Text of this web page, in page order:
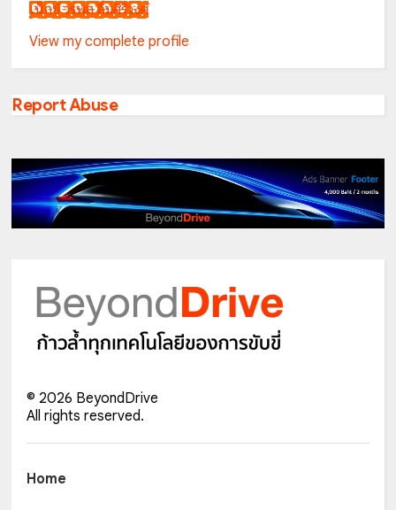
เน็กซ์ วรพล ลิ่มศิริวงศ์
View my complete profile
Report Abuse
© 2026 BeyondDrive
All rights reserved.
Home